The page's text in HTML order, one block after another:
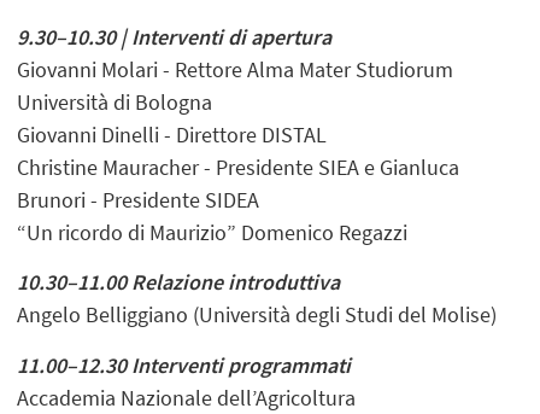
9.30–10.30 | Interventi di apertura
Giovanni Molari - Rettore Alma Mater Studiorum
Università di Bologna
Giovanni Dinelli - Direttore DISTAL
Christine Mauracher - Presidente SIEA e Gianluca
Brunori - Presidente SIDEA
“Un ricordo di Maurizio” Domenico Regazzi
10.30–11.00 Relazione introduttiva
Angelo Belliggiano (Università degli Studi del Molise)
11.00–12.30 Interventi programmati
Accademia Nazionale dell’Agricoltura